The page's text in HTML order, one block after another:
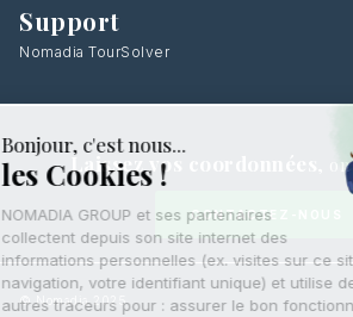
Support
Nomadia TourSolver
Laissez vos coordonnées
CONTACTEZ-NOUS
© Nomadia 2025